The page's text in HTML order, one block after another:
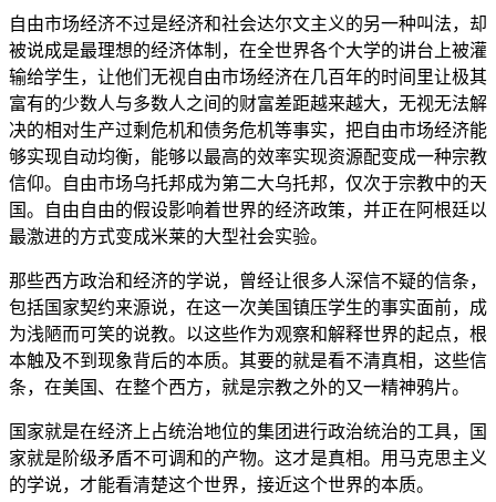
自由市场经济不过是经济和社会达尔文主义的另一种叫法，却
被说成是最理想的经济体制，在全世界各个大学的讲台上被灌
输给学生，让他们无视自由市场经济在几百年的时间里让极其
富有的少数人与多数人之间的财富差距越来越大，无视无法解
决的相对生产过剩危机和债务危机等事实，把自由市场经济能
够实现自动均衡，能够以最高的效率实现资源配变成一种宗教
信仰。自由市场乌托邦成为第二大乌托邦，仅次于宗教中的天
国。自由自由的假设影响着世界的经济政策，并正在阿根廷以
最激进的方式变成米莱的大型社会实验。
那些西方政治和经济的学说，曾经让很多人深信不疑的信条，
包括国家契约来源说，在这一次美国镇压学生的事实面前，成
为浅陋而可笑的说教。以这些作为观察和解释世界的起点，根
本触及不到现象背后的本质。其要的就是看不清真相，这些信
条，在美国、在整个西方，就是宗教之外的又一精神鸦片。
国家就是在经济上占统治地位的集团进行政治统治的工具，国
家就是阶级矛盾不可调和的产物。这才是真相。用马克思主义
的学说，才能看清楚这个世界，接近这个世界的本质。